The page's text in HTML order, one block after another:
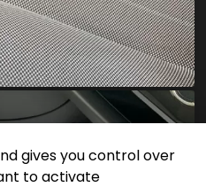
gives you control over
to activate